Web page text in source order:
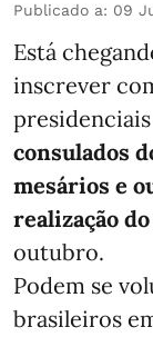
Publicado a: 09
Está
inscrever
consulados
mesários e
realização
outubro.
Podem se
brasileiros